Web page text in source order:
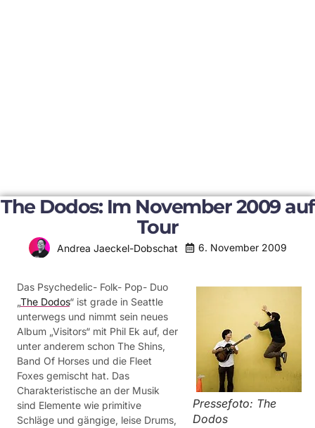
The Dodos: Im November 2009 auf
Tour
Andrea Jaeckel-Dobschat 6. November 2009
Pressefoto: The
Dodos
Das Psychedelic- Folk- Pop- Duo
„The Dodos“ ist grade in Seattle
unterwegs und nimmt sein neues
Album „Visitors“ mit Phil Ek auf, der
unter anderem schon The Shins,
Band Of Horses und die Fleet
Foxes gemischt hat. Das
Charakteristische an der Musik
sind Elemente wie primitive
Schläge und gängige, leise Drums,